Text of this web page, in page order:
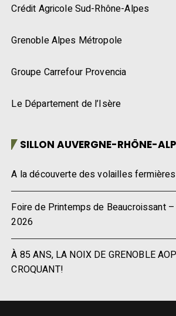
Crédit Agricole Sud-Rhône-Alpes
Grenoble Alpes Métropole
Groupe Carrefour Provencia
Le Département de l’Isère
SILLON AUVERGNE-RHÔNE-
A la découverte des volailles fermières
Foire de Printemps de Beaucroissant
2026
À 85 ANS, LA NOIX DE GRENOBLE
CROQUANT!